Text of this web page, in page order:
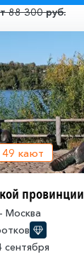
88 300 руб.
49 кают
провинции
Москва
сентября